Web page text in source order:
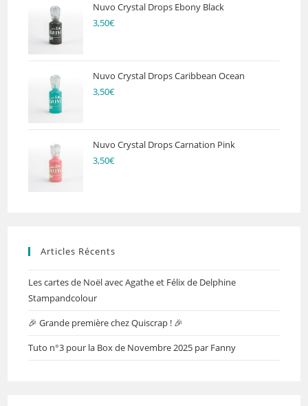
Nuvo Crystal Drops Ebony Black
3,50€
Nuvo Crystal Drops Caribbean Ocean
3,50€
Nuvo Crystal Drops Carnation Pink
3,50€
Articles Récents
Les cartes de Noël avec Agathe et Félix de Delphine
Stampandcolour
🎉 Grande première chez Quiscrap ! 🎉
Tuto n°3 pour la Box de Novembre 2025 par Fanny